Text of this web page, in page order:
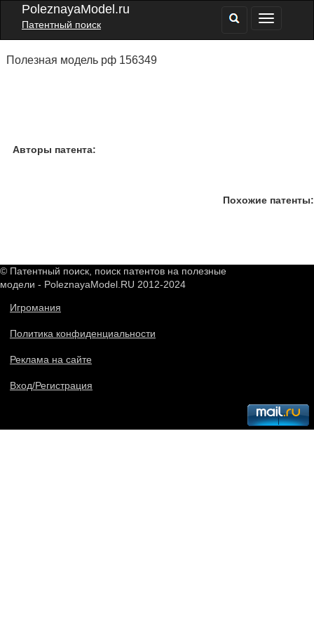
PoleznayaModel.ru
Патентный поиск
Полезная модель рф 156349
Авторы патента:
Похожие патенты:
© Патентный поиск, поиск патентов на полезные
модели - PoleznayaModel.RU 2012-2024
Игромания
Политика конфиденциальности
Реклама на сайте
Вход/Регистрация